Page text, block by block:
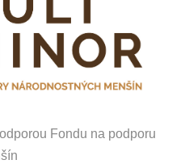
Fondu na podporu